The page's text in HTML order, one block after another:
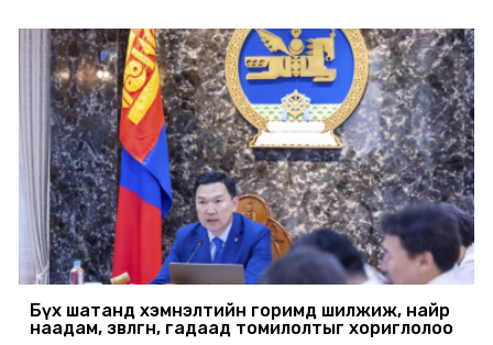
Бүх шатанд хэмнэлтийн горимд шилжиж, найр
наадам, зөвлөгөөн, гадаад томилолтыг хориглолоо